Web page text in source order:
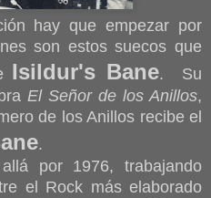
hay que empezar por
son estos suecos que
Isildur's Bane. Su
El Señor de los Anillos,
de los Anillos recibe el
.
por 1976, trabajando
el Rock más elaborado